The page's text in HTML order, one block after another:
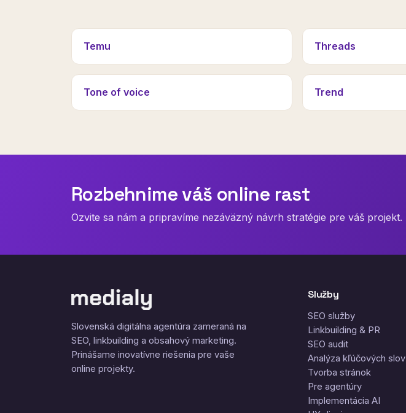
Temu Threads
Tone of voice Trend
Rozbehnime váš online rast
Ozvite sa nám a pripravíme nezáväzný návrh stratégie pre váš projekt.
Slovenská digitálna agentúra zameraná na
SEO, linkbuilding a obsahový marketing.
Prinášame inovatívne riešenia pre vaše
online projekty.
Služby
SEO služby
Linkbuilding & PR
SEO audit
Analýza kľúčových slov
Tvorba stránok
Pre agentúry
Implementácia AI